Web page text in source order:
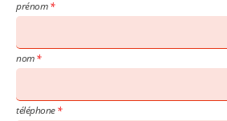
prénom
nom
téléphone